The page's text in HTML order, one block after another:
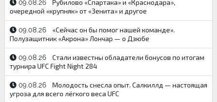
09.08.26
Рубилово «Спартака» и «Краснодара»,
очередной «крупняк» от «Зенита» и другое
09.08.26
«Сейчас он бы помог нашей команде».
Полузащитник «Акрона» Лончар — о Дзюбе
09.08.26
Стали известны обладатели бонусов по итогам
турнира UFC Fight Night 284
09.08.26
Молодость снесла опыт. Салкиллд — настоящая
угроза для всего лёгкого веса UFC